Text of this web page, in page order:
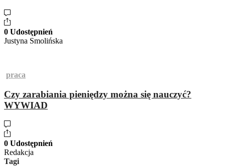
0 Udostępnień
Justyna Smolińska
praca
Czy zarabiania pieniędzy można się nauczyć?
WYWIAD
0 Udostępnień
Redakcja
Tagi